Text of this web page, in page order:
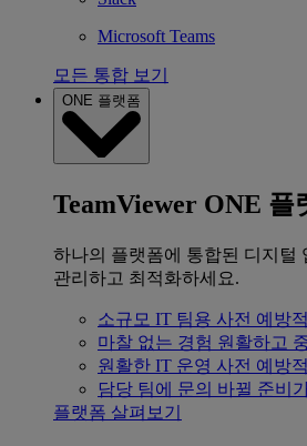
Microsoft Teams
모든 통합 보기
ONE 플랫폼
TeamViewer ONE 플
하나의 플랫폼에 통합된 디지털
관리하고 최적화하세요.
소규모 IT 팀용 사전 예방
마찰 없는 경험 원활하고
원활한 IT 운영 사전 예방
담당 팀에 문의 바뀔 준비
플랫폼 살펴보기